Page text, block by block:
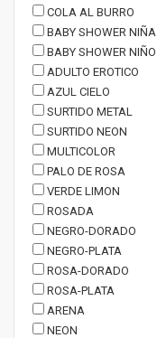
COLA AL BURRO
BABY SHOWER NIÑA
BABY SHOWER NIÑO
ADULTO EROTICO
AZUL CIELO
SURTIDO METAL
SURTIDO NEON
MULTICOLOR
PALO DE ROSA
VERDE LIMON
ROSADA
NEGRO-DORADO
NEGRO-PLATA
ROSA-DORADO
ROSA-PLATA
ARENA
NEON